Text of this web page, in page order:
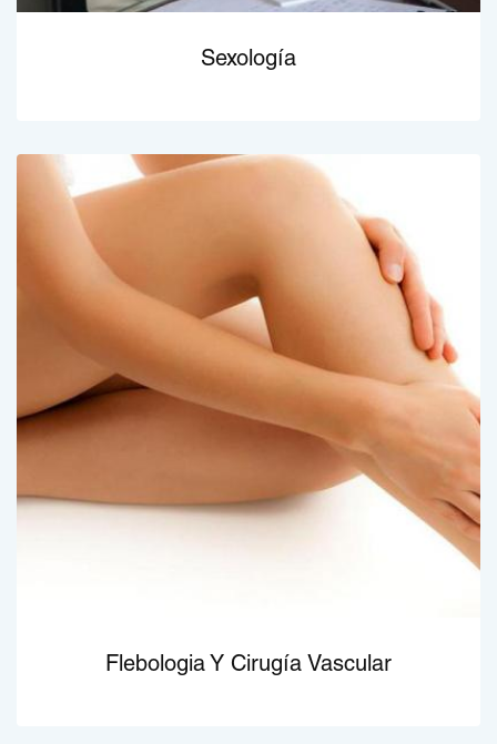
Sexología
Flebologia Y Cirugía Vascular